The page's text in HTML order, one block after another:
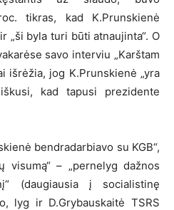
tikras, kad K.Prunskienė
„ši byla turi būti atnaujinta“. O
savo interviu „Karštam
išrėžia, jog K.Prunskienė „yra
kad tapusi prezidente
bendradarbiavo su KGB“,
visumą“ – „pernelyg dažnos
(daugiausia į socialistinę
lyg ir D.Grybauskaitė TSRS